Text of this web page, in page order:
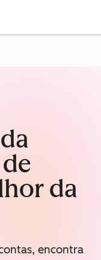
da
encontra